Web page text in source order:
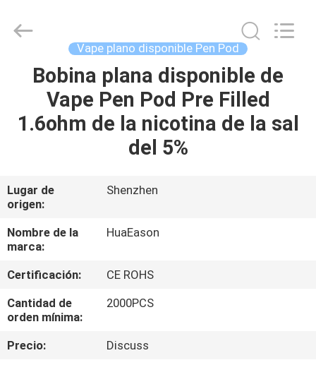
HOGAR
PRODUCTOS
SOBRE
NOSOTROS
VIAJE
DE
LA
FÁBRICA
Technology
Vape plano disponible Pen Pod
Bobina plana disponible de
Vape Pen Pod Pre Filled
1.6ohm de la nicotina de la sal
del 5%
Lugar de
origen:
Shenzhen
Nombre de la
marca:
HuaEason
Certificación:
CE ROHS
Cantidad de
orden mínima:
2000PCS
Precio:
Discuss